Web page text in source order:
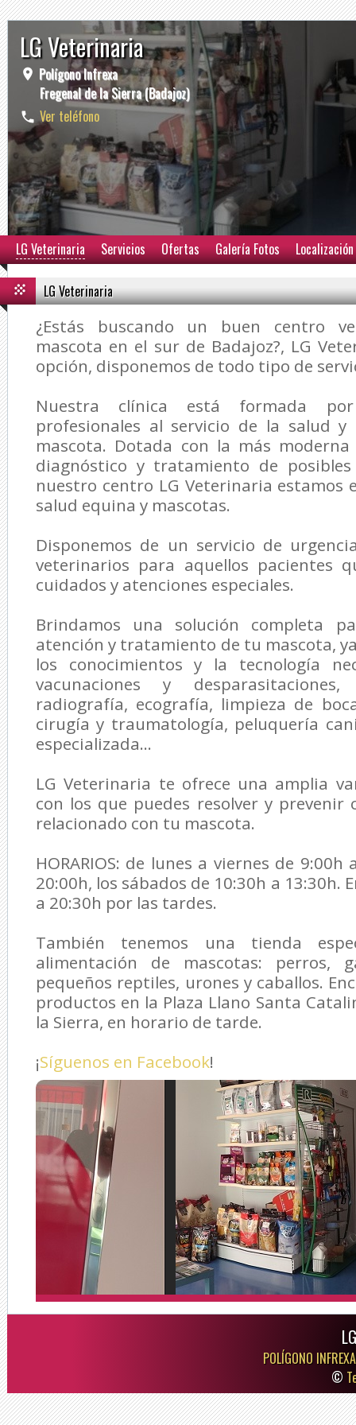
LG Veterinaria
Polígono Infrexa
Fregenal de la Sierra (Badajoz)
Ver teléfono
LG Veterinaria Servicios Ofertas Galería Fotos Localización
LG Veterinaria
¿Estás buscando un buen centro
mascota en el sur de Badajoz?, LG
opción, disponemos de todo tipo de
Nuestra clínica está formada
profesionales al servicio de la salud
mascota. Dotada con la más
diagnóstico y tratamiento de posibles
nuestro centro LG Veterinaria estamos
salud equina y mascotas.
Disponemos de un servicio de
veterinarios para aquellos pacientes
cuidados y atenciones especiales.
Brindamos una solución completa
atención y tratamiento de tu mascota,
los conocimientos y la tecnología
vacunaciones y
radiografía, ecografía, limpieza de
cirugía y traumatología, peluquería
especializada...
LG Veterinaria te ofrece una amplia
con los que puedes resolver y prevenir
relacionado con tu mascota.
HORARIOS: de lunes a viernes de
20:00h, los sábados de 10:30h a 13:30h.
a 20:30h por las tardes.
También tenemos una tienda
alimentación de mascotas: perros,
pequeños reptiles, urones y caballos.
productos en la Plaza Llano Santa
la Sierra, en horario de tarde.
¡Síguenos en Facebook!
POLÍGONO
©